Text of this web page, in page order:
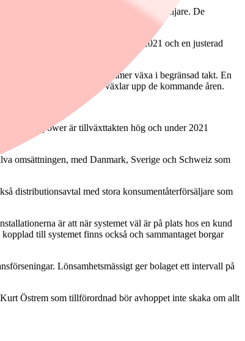
kommer att erbjudas till GM:s återförsäljare. De
drygt 900 miljoner i årsomsättning 2021 och en justerad
mer troligt kommer växa i begränsad takt. En
med besked när CTEK växlar upp de kommande åren.
hos Kempower är tillväxttakten hög och under 2021
omsättningen, med Danmark, Sverige och Schweiz som
distributionsavtal med stora konsumentåterförsäljare som
är att när systemet väl är på plats hos en kund
till systemet finns också och sammantaget borgar
Lönsamhetsmässigt ger bolaget ett intervall på
Östrem som tillförordnad bör avhoppet inte skaka om allt